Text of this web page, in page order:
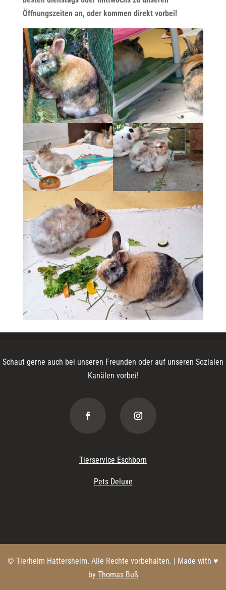
Öffnungszeiten an, oder kommen direkt vorbei!
Schaut gerne auch bei unseren Freunden oder auf unseren Sozialen
Kanälen vorbei!
Tierservice Eschborn
Pets Deluxe
© Tierheim Hattersheim. Alle Rechte vorbehalten. | Made with ♥
by Thomas Buß